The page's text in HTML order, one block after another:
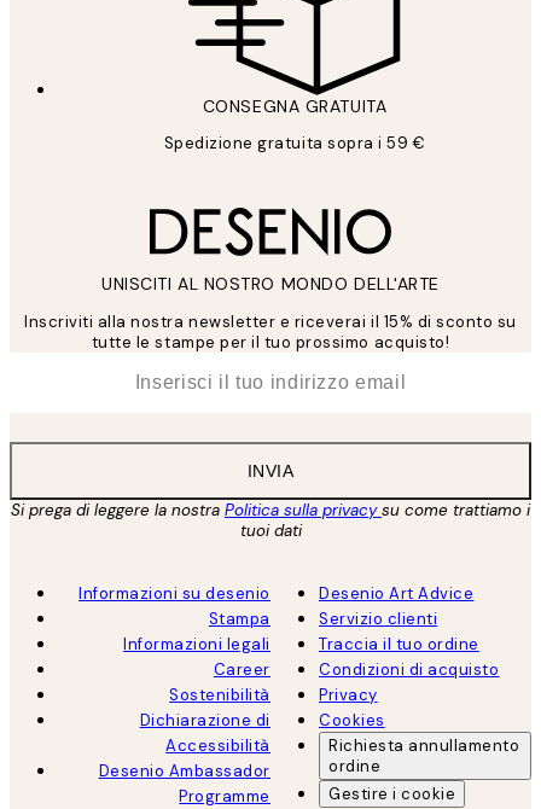
CONSEGNA GRATUITA
Spedizione gratuita sopra i 59 €
UNISCITI AL NOSTRO MONDO DELL'ARTE
Inscriviti alla nostra newsletter e riceverai il 15% di sconto su
tutte le stampe per il tuo prossimo acquisto!
INVIA
Si prega di leggere la nostra Politica sulla privacysu come trattiamo i
tuoi dati
Informazioni su desenio
Stampa
Informazioni legali
Career
Sostenibilità
Dichiarazione di
Accessibilità
Desenio Ambassador
Programme
Desenio Art Advice
Servizio clienti
Traccia il tuo ordine
Condizioni di acquisto
Privacy
Cookies
Richiesta annullamento
ordine
Gestire i cookie